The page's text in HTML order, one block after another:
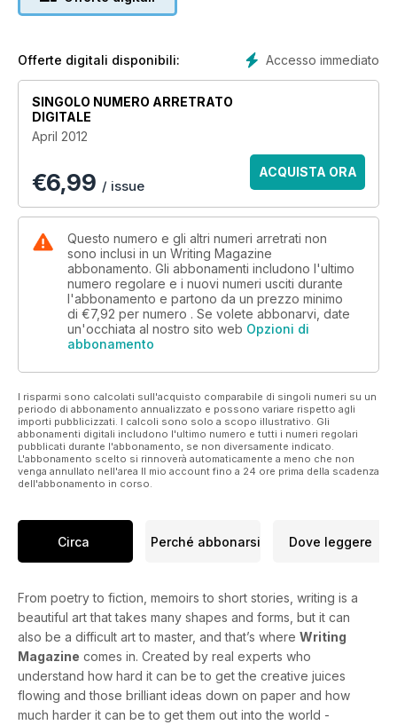
Understand your publishing contract
Accesso immediato
Offerte digitali disponibili:
SINGOLO NUMERO ARRETRATO
DIGITALE
April 2012
€6,99 / issue
ACQUISTA ORA
Questo numero e gli altri numeri arretrati non
sono inclusi in un Writing Magazine
abbonamento. Gli abbonamenti includono l'ultimo
numero regolare e i nuovi numeri usciti durante
l'abbonamento e partono da un prezzo minimo
di €7,92 per numero . Se volete abbonarvi, date
un'occhiata al nostro sito web Opzioni di
abbonamento
I risparmi sono calcolati sull'acquisto comparabile di singoli numeri su un
periodo di abbonamento annualizzato e possono variare rispetto agli
importi pubblicizzati. I calcoli sono solo a scopo illustrativo. Gli
abbonamenti digitali includono l'ultimo numero e tutti i numeri regolari
pubblicati durante l'abbonamento, se non diversamente indicato.
L'abbonamento scelto si rinnoverà automaticamente a meno che non
venga annullato nell'area Il mio account fino a 24 ore prima della scadenza
dell'abbonamento in corso.
Circa Perché abbonarsi Dove leggere
From poetry to fiction, memoirs to short stories, writing is a
beautiful art that takes many shapes and forms, but it can
also be a difficult art to master, and that’s where Writing
Magazine comes in. Created by real experts who
understand how hard it can be to get the creative juices
flowing and those brilliant ideas down on paper and how
much harder it can be to get them out into the world -